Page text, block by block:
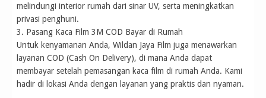
melindungi interior rumah dari sinar UV, serta meningkatkan
privasi penghuni.
3. Pasang Kaca Film 3M COD Bayar di Rumah
Untuk kenyamanan Anda, Wildan Jaya Film juga menawarkan
layanan COD (Cash On Delivery), di mana Anda dapat
membayar setelah pemasangan kaca film di rumah Anda. Kami
hadir di lokasi Anda dengan layanan yang praktis dan nyaman.